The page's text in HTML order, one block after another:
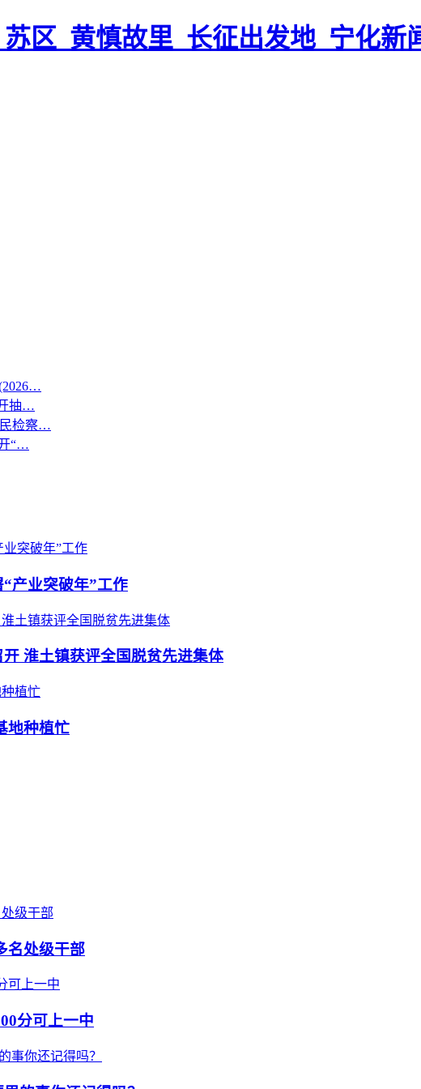
区_黄慎故里_长征出发地_宁化新
抽…
民检察…
“…
产业突破年”工作
淮土镇获评全国脱贫先进集体
地种植忙
名处级干部
分可上一中